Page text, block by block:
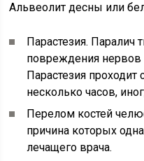
Альвеолит десны или
Парастезия. Паралич
повреждения нервов
Парастезия проходит
несколько часов,
Перелом костей
причина которых
лечащего врача.